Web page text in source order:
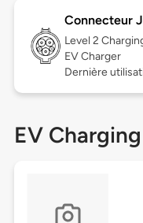
Connecteur
Level 2
EV Charger
Dernière
EV